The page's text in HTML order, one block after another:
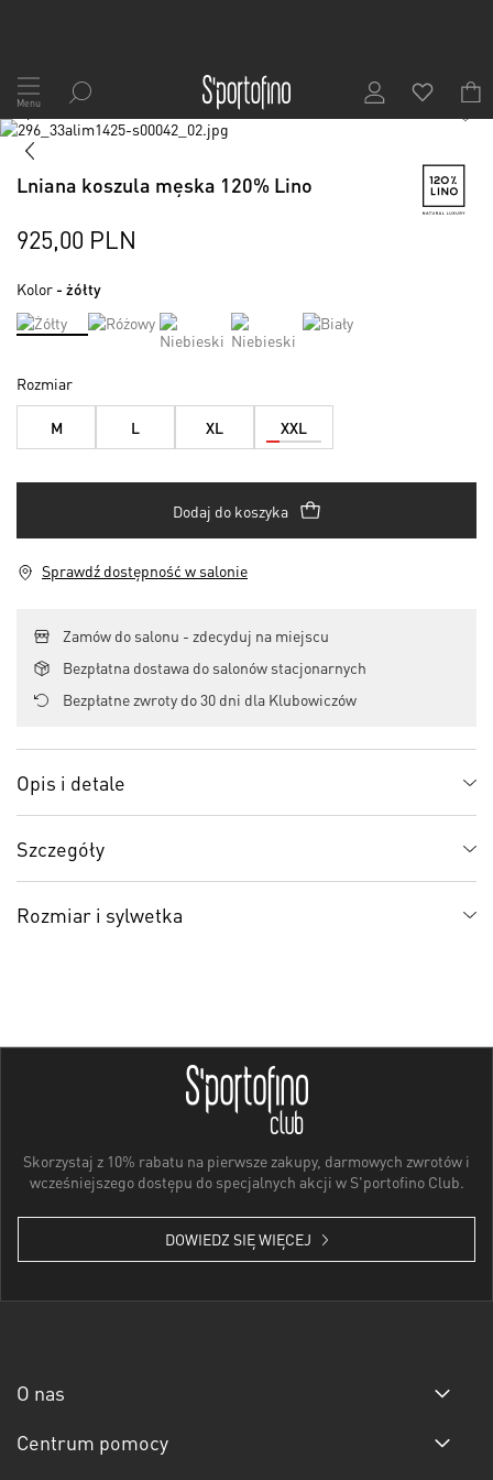
Przejdź
do
treści
Menu
Skip
end
the
images
1/8
Skip
the
the
gallery
Lniana koszula męska 120% Lino
925,00 PLN
Kolor - żółty
Rozmiar
M L XL XXL
Dodaj do koszyka
Sprawdź dostępność w salonie
Zamów do salonu - zdecyduj na miejscu
Bezpłatna dostawa do salonów stacjonarnych
Bezpłatne zwroty do 30 dni dla Klubowiczów
Opis i detale
Szczegóły
Rozmiar i sylwetka
Skorzystaj z 10% rabatu na pierwsze zakupy, darmowych zwrotów i
wcześniejszego dostępu do specjalnych akcji w S'portofino Club.
DOWIEDZ SIĘ WIĘCEJ
O nas
Centrum pomocy